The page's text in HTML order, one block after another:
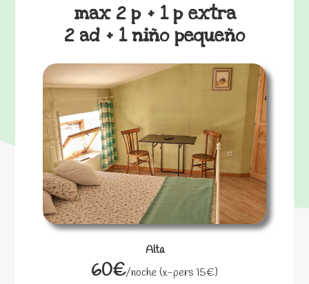
max 2 p + 1 p extra
2 ad + 1 niño pequeño
Alta
60€/noche (x-pers 15€)